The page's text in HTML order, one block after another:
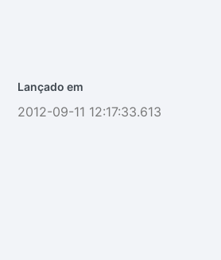
Lançado em
2012-09-11 12:17:33.613